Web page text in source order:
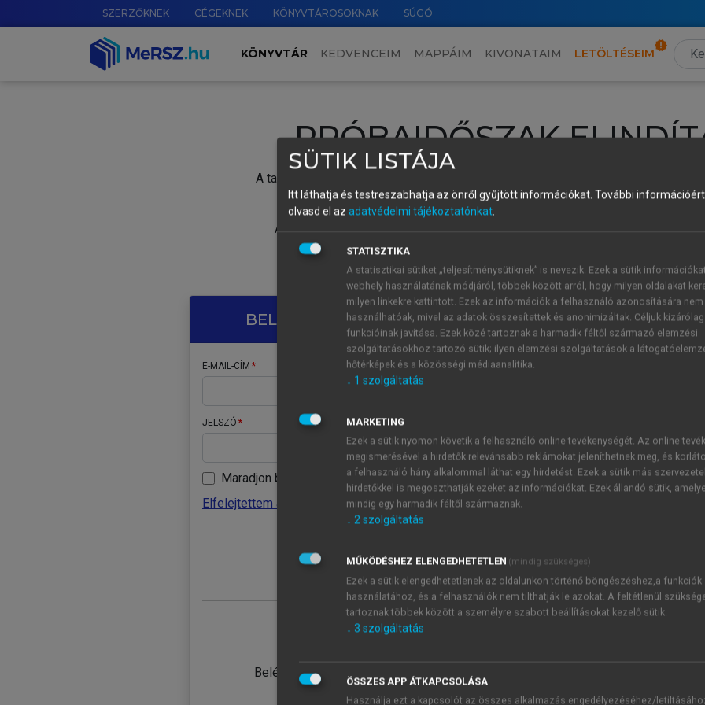
SZERZŐKNEK CÉGEKNEK KÖNYVTÁROSOKNAK SÚGÓ
KÖNYVTÁR KEDVENCEIM MAPPÁIM KIVONATAIM LETÖLTÉSEIM
PRÓBAIDŐSZAK
A tartalom megtekintéséhez lépj be a saját fiókoddal, iskolai azonosítóddal vagy
Új felhasználóként1 óra díjmentes hozzáférésrevagy
A próbaidőszak elindításához,
vagy hozz
A regisztráció után a
BELÉPÉS SAJÁT FIÓKKAL
E-MAIL-CÍM
JELSZÓ
Maradjon belépve
Elfelejtettem a jelszavamat
Belépés intézményi azonosítóval
ÚJ FIÓK
1 óra
JELSZÓ
Kérek értesítést a MeRSZ
Kérek értesítést az
SÜTIK LISTÁJA
Itt láthatja és testreszabhatja az önről gyűjtött információkat. További
olvasd el az adatvédelmi tájékoztatónkat.
STATISZTIKA
A statisztikai sütiket „teljesítménysütiknek” is nevezik. Ezek a sütik
webhely használatának módjáról, többek között arról, hogy milyen oldalakat
milyen linkekre kattintott. Ezek az információk a felhasználó azonosítására nem
használhatóak, mivel az adatok összesítettek és anonimizáltak. Céljuk
funkcióinak javítása. Ezek közé tartoznak a harmadik féltől származó elemzési
szolgáltatásokhoz tartozó sütik; ilyen elemzési szolgáltatások a
hőtérképek és a közösségi médiaanalitika.
↓ 1 szolgáltatás
MARKETING
Ezek a sütik nyomon követik a felhasználó online tevékenységét. Az online
megismerésével a hirdetők relevánsabb reklámokat jeleníthetnek meg, és
a felhasználó hány alkalommal láthat egy hirdetést. Ezek a sütik más
hirdetőkkel is megoszthatják ezeket az információkat. Ezek állandó sütik,
mindig egy harmadik féltől származnak.
↓ 2szolgáltatás
MŰKÖDÉSHEZ ELENGEDHETETLEN (mindig szükséges)
Ezek a sütik elengedhetetlenek az oldalunkon történő böngészéshez,a funkciók
használatához, és a felhasználók nem tilthatják le azokat. A feltétlenül
tartoznak többek között a személyre szabott beállításokat kezelő sütik.
↓ 3 szolgáltatás
ÖSSZES APP ÁTKAPCSOLÁSA
Használja ezt a kapcsolót az összes alkalmazás engedélyezéséhez/